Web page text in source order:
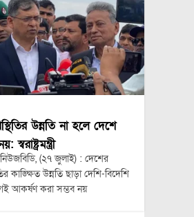
উন্নতি না হলে দেশে
(২৭ জুলাই) : দেশের
কাঙ্ক্ষিত উন্নতি ছাড়া দেশি-বিদেশি
আকর্ষণ করা সম্ভব নয়